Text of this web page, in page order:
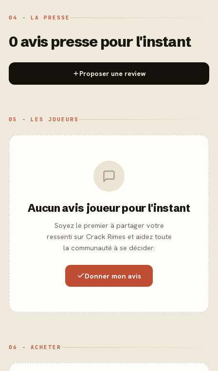
04 - LA PRESSE
0 avis presse pour l'instant
Proposer une review
05 - LES JOUEURS
Aucun avis joueur pour l'instant
Soyez le premier à partager votre
ressenti sur Crack Rimes et aidez toute
la communauté à se décider.
Donner mon avis
06 - ACHETER